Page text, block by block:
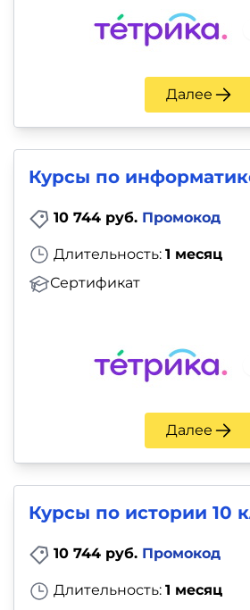
Далее
Курсы по
10 744 руб. Промокод
Длительность: 1 месяц
Сертификат
Далее
Курсы по истории 10
10 744 руб. Промокод
Длительность: 1 месяц